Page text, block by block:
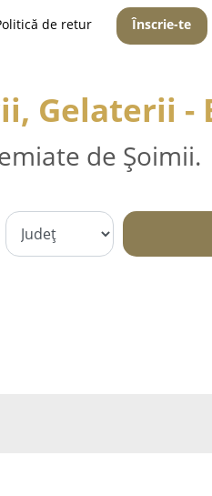
de retur Înscrie-te
Gelaterii -
de Șoimii.